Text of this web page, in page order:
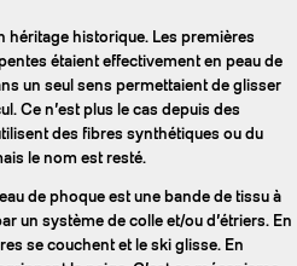
héritage historique. Les premières
étaient effectivement en peau de
un seul sens permettaient de glisser
Ce n’est plus le cas depuis des
des fibres synthétiques ou du
le nom est resté.
de phoque est une bande de tissu à
un système de colle et/ou d’étriers. En
se couchent et le ski glisse. En